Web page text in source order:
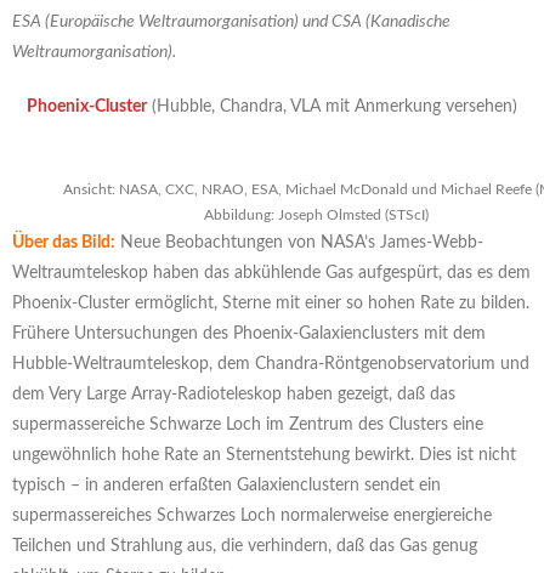
ESA (Europäische Weltraumorganisation) und CSA (Kanadische
Weltraumorganisation).
Phoenix-Cluster(Hubble, Chandra, VLA mit Anmerkung versehen)
Ansicht: NASA, CXC, NRAO, ESA, Michael McDonald und Michael Reefe
Abbildung: Joseph Olmsted (STScI)
Über das Bild: Neue Beobachtungen von NASA’s James-Webb-
Weltraumteleskop haben das abkühlende Gas aufgespürt, das es dem
Phoenix-Cluster ermöglicht, Sterne mit einer so hohen Rate zu bilden.
Frühere Untersuchungen des Phoenix-Galaxienclusters mit dem
Hubble-Weltraumteleskop, dem Chandra-Röntgenobservatorium und
dem Very Large Array-Radioteleskop haben gezeigt, daß das
supermassereiche Schwarze Loch im Zentrum des Clusters eine
ungewöhnlich hohe Rate an Sternentstehung bewirkt. Dies ist nicht
typisch – in anderen erfaßten Galaxienclustern sendet ein
supermassereiches Schwarzes Loch normalerweise energiereiche
Teilchen und Strahlung aus, die verhindern, daß das Gas genug